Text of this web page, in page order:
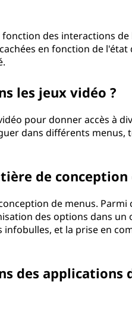
des interactions
en fonction de
les jeux vidéo ?
pour donner accès à
dans différents menus,
de conception
de menus. Parmi
des options dans un
et la prise en
des applications